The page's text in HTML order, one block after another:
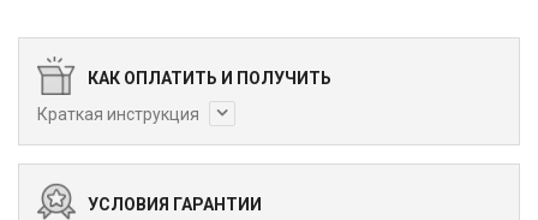
КАК ОПЛАТИТЬ И ПОЛУЧИТЬ
Краткая инструкция
УСЛОВИЯ ГАРАНТИИ